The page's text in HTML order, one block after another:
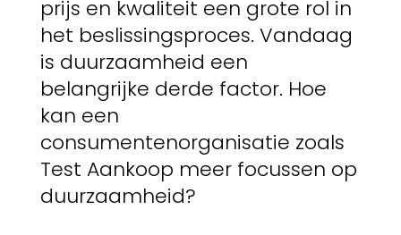
prijs en kwaliteit een grote rol in
het beslissingsproces. Vandaag
is duurzaamheid een
belangrijke derde factor. Hoe
kan een
consumentenorganisatie zoals
Test Aankoop meer focussen op
duurzaamheid?